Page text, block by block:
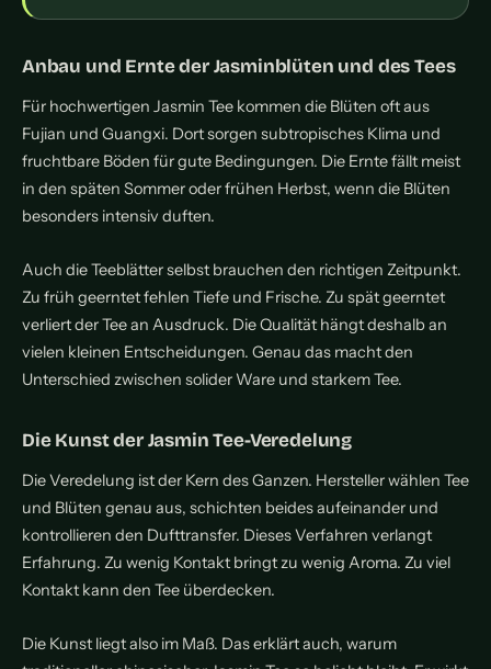
Anbau und Ernte der Jasminblüten und des Tees
Für hochwertigen Jasmin Tee kommen die Blüten oft aus
Fujian und Guangxi. Dort sorgen subtropisches Klima und
fruchtbare Böden für gute Bedingungen. Die Ernte fällt meist
in den späten Sommer oder frühen Herbst, wenn die Blüten
besonders intensiv duften.
Auch die Teeblätter selbst brauchen den richtigen Zeitpunkt.
Zu früh geerntet fehlen Tiefe und Frische. Zu spät geerntet
verliert der Tee an Ausdruck. Die Qualität hängt deshalb an
vielen kleinen Entscheidungen. Genau das macht den
Unterschied zwischen solider Ware und starkem Tee.
Die Kunst der Jasmin Tee-Veredelung
Die Veredelung ist der Kern des Ganzen. Hersteller wählen Tee
und Blüten genau aus, schichten beides aufeinander und
kontrollieren den Dufttransfer. Dieses Verfahren verlangt
Erfahrung. Zu wenig Kontakt bringt zu wenig Aroma. Zu viel
Kontakt kann den Tee überdecken.
Die Kunst liegt also im Maß. Das erklärt auch, warum